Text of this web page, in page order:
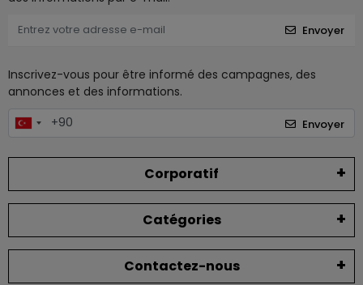
Envoyer
Inscrivez-vous pour être informé des campagnes, des
annonces et des informations.
Envoyer
Corporatif
Catégories
Contactez-nous